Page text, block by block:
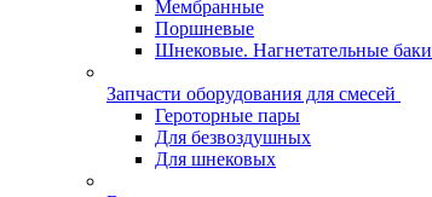
Мембранные
Поршневые
Шнековые. Нагнетательные баки
Запчасти оборудования для смесей
Героторные пары
Для безвоздушных
Для шнековых